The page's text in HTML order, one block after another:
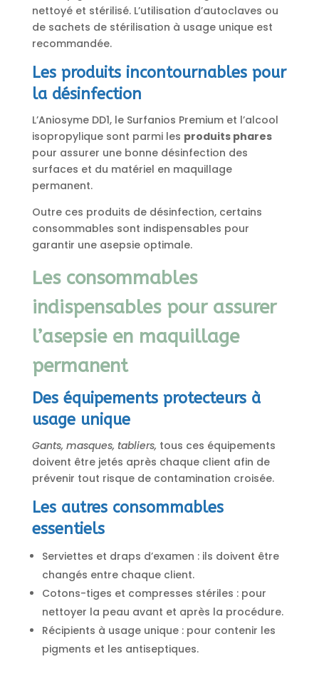
nettoyé et stérilisé. L’utilisation d’autoclaves ou
de sachets de stérilisation à usage unique est
recommandée.
Les produits incontournables pour
la désinfection
L’Aniosyme DD1, le Surfanios Premium et l’alcool
isopropylique sont parmi les produits phares
pour assurer une bonne désinfection des
surfaces et du matériel en maquillage
permanent.
Outre ces produits de désinfection, certains
consommables sont indispensables pour
garantir une asepsie optimale.
Les consommables
indispensables pour assurer
l’asepsie en maquillage
permanent
Des équipements protecteurs à
usage unique
Gants, masques, tabliers, tous ces équipements
doivent être jetés après chaque client afin de
prévenir tout risque de contamination croisée.
Les autres consommables
essentiels
Serviettes et draps d’examen : ils doivent être
changés entre chaque client.
Cotons-tiges et compresses stériles : pour
nettoyer la peau avant et après la procédure.
Récipients à usage unique : pour contenir les
pigments et les antiseptiques.